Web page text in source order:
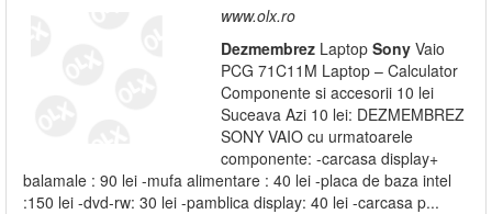
www.olx.ro
Dezmembrez Laptop Sony Vaio
PCG 71C11M Laptop – Calculator
Componente si accesorii 10 lei
Suceava Azi 10 lei: DEZMEMBREZ
SONY VAIO cu urmatoarele
componente: -carcasa display+
balamale : 90 lei -mufa alimentare : 40 lei -placa de baza intel
:150 lei -dvd-rw: 30 lei -pamblica display: 40 lei -carcasa p...